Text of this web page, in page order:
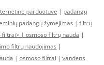
parduotuve | padangų
padangų žymėjimas | filtrų
filtrai> | osmoso filtrų nauda |
filtrų naudojimas |
| osmoso filtrai | vandens